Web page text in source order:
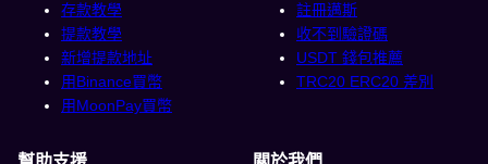
存款教學
提款教學
新增提款地址
用Binance買幣
用MoonPay買幣
註冊邁斯
收不到驗證碼
USDT 錢包推薦
TRC20 ERC20 差別